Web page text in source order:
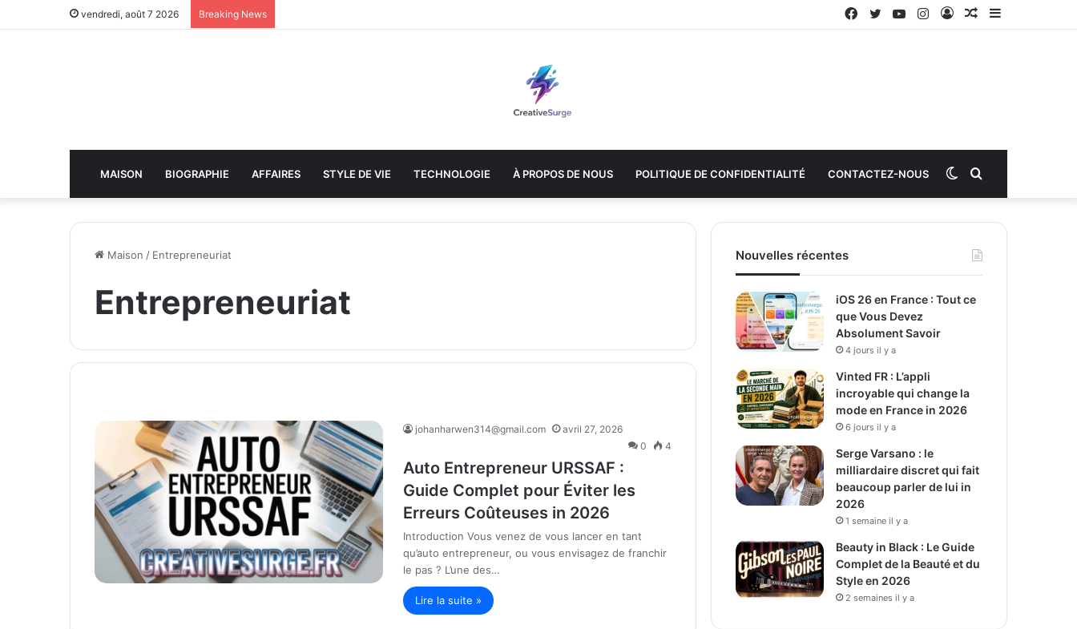
vendredi, août 7 2026 Breaking News
Sidebar
Article
Connexion
Instagram
YouTube
Twitter
Facebook
MAISON BIOGRAPHIE AFFAIRES STYLE DE VIE TECHNOLOGIE À PROPOS DE NOUS POLITIQUE DE CONFIDENTIALITÉ CONTACTEZ-NOUS Rechercher
Switch
skin
Maison / Entrepreneuriat
Entrepreneuriat
johanharwen314@gmail.com
avril 27, 2026
0
4
Auto Entrepreneur URSSAF :
Guide Complet pour Éviter les
Erreurs Coûteuses in 2026
Introduction Vous venez de vous lancer en tant
qu’auto entrepreneur, ou vous envisagez de franchir
le pas ? L’une des…
Lire la suite »
Nouvelles récentes
iOS 26 en France : Tout ce
que Vous Devez
Absolument Savoir
4 jours il y a
Vinted FR : L’appli
incroyable qui change la
mode en France in 2026
6 jours il y a
Serge Varsano : le
milliardaire discret qui fait
beaucoup parler de lui in
2026
1 semaine il y a
Beauty in Black : Le Guide
Complet de la Beauté et du
Style en 2026
2 semaines il y a